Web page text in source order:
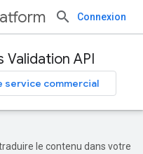
Connexion
Validation API
service commercial
le contenu dans votre